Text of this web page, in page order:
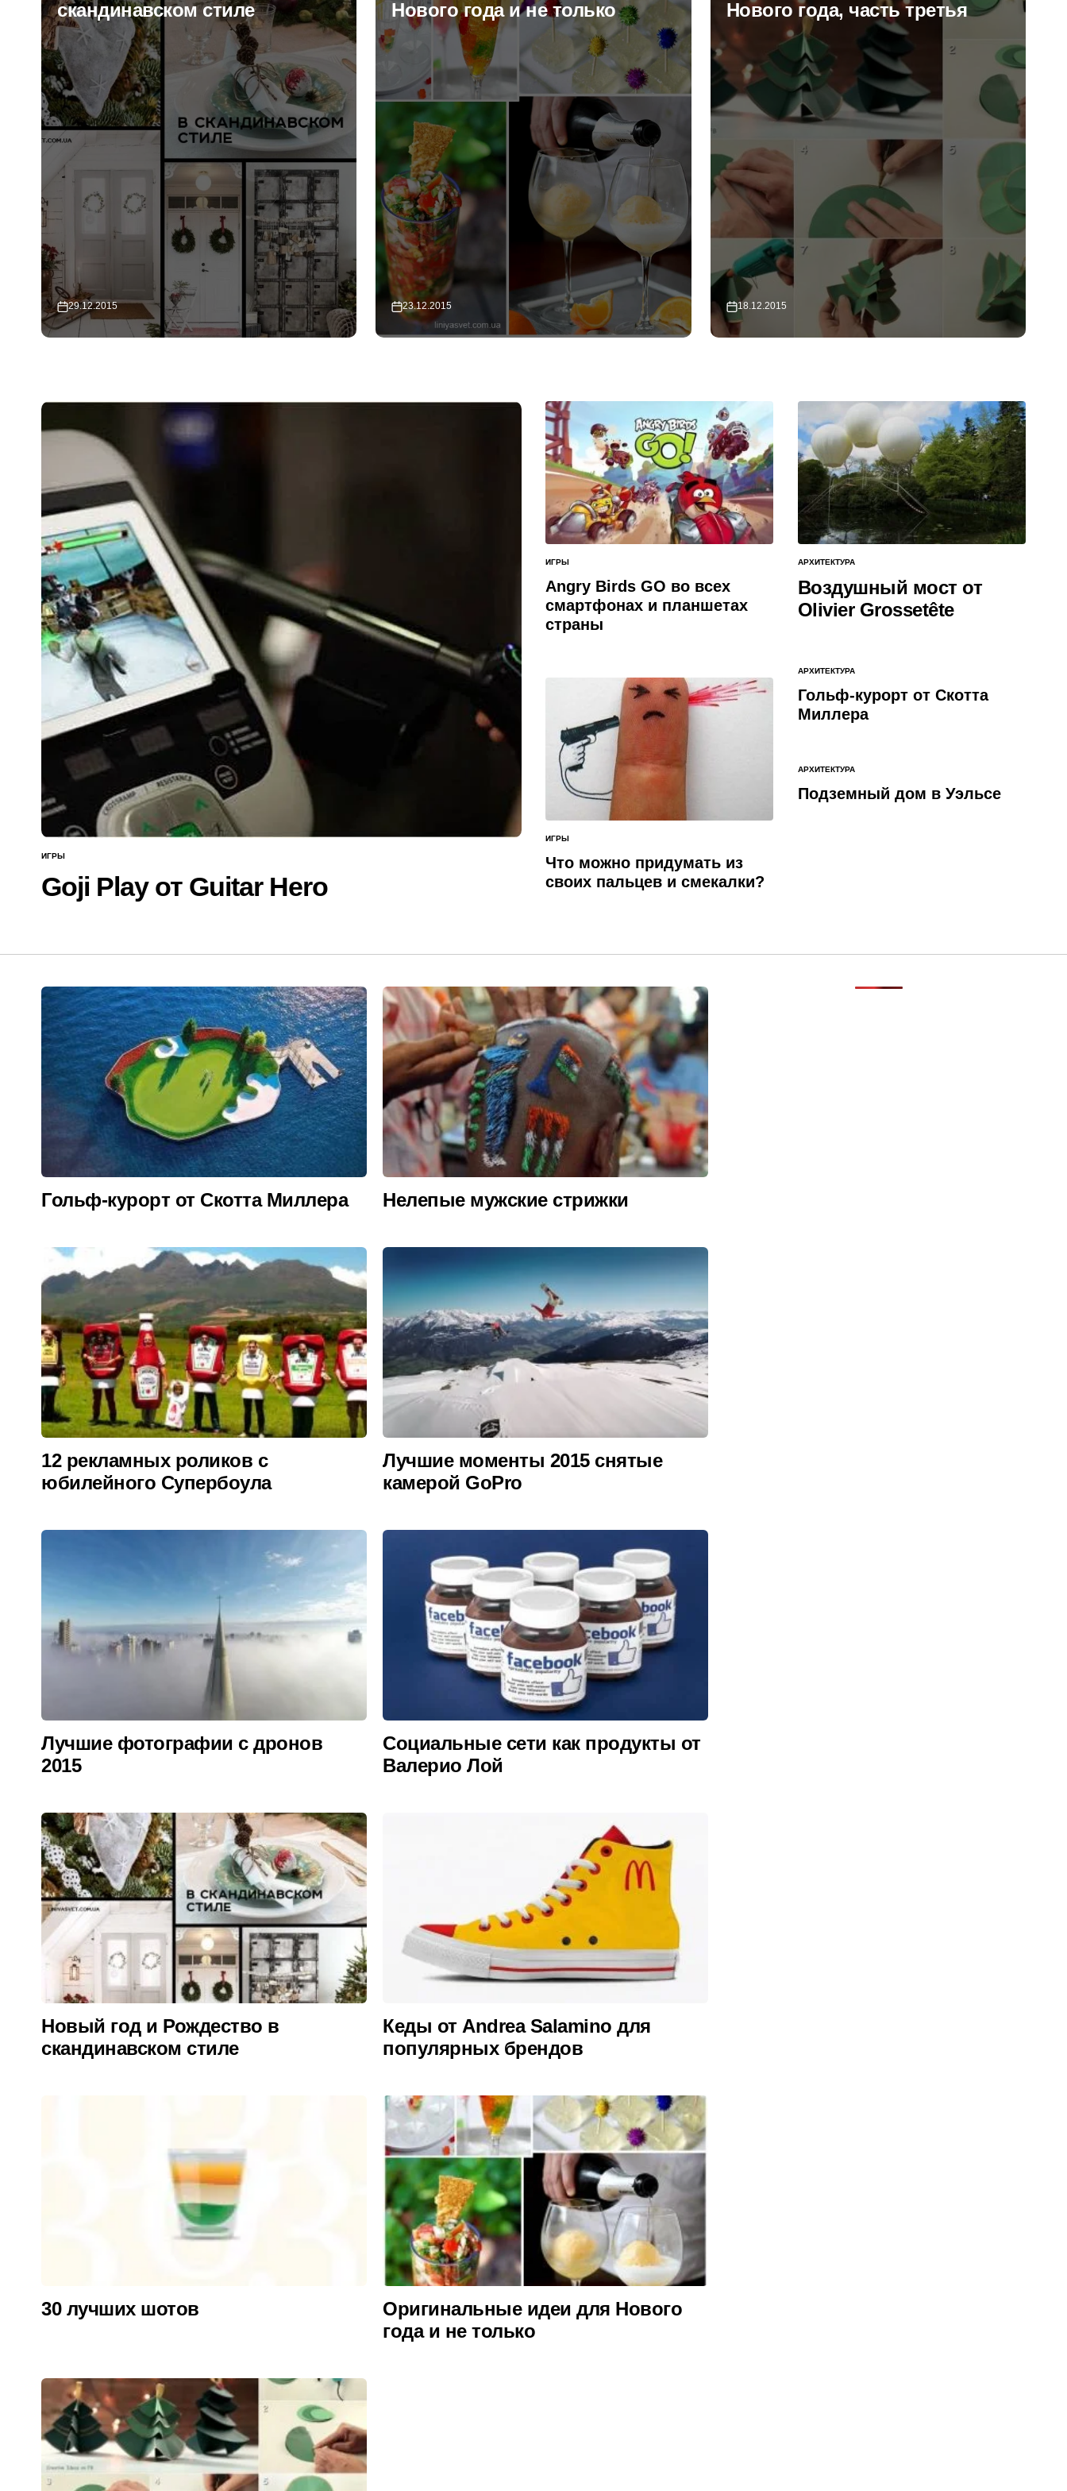
Нового года и не только
23.12.2015
Нового года, часть третья
18.12.2015
Нового года, часть вторая
17.12.2015
ОПУБЛИКОВАНО
ИГРЫ
Goji Play от Guitar Hero
ОПУБЛИКОВАНО
В
ИГРЫ
Angry Birds GO во всех
смартфонах и планшетах
страны
ОПУБЛИКОВАНО
В
ИГРЫ
Что можно придумать из
своих пальцев и смекалки?
ОПУБЛИКОВАНО
В
АРХИТЕКТУРА
Воздушный мост от
Olivier Grossetête
ОПУБЛИКОВАНО
В
АРХИТЕКТУРА
Гольф-курорт от Скотта
Миллера
ОПУБЛИКОВАНО
В
АРХИТЕКТУРА
Подземный дом в Уэльсе
Гольф-курорт от Скотта Миллера Нелепые мужские стрижки
12 рекламных роликов с
юбилейного Супербоула
Лучшие моменты 2015 снятые
камерой GoPro
Лучшие фотографии с дронов
2015
Социальные сети как продукты от
Валерио Лой
Новый год и Рождество в
скандинавском стиле
Кеды от Andrea Salamino для
популярных брендов
30 лучших шотов
Оригинальные идеи для Нового
года и не только